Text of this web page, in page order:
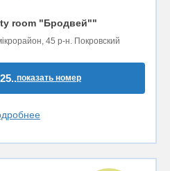
room "Бродвей""
45 р-н. Покровский
показать номер